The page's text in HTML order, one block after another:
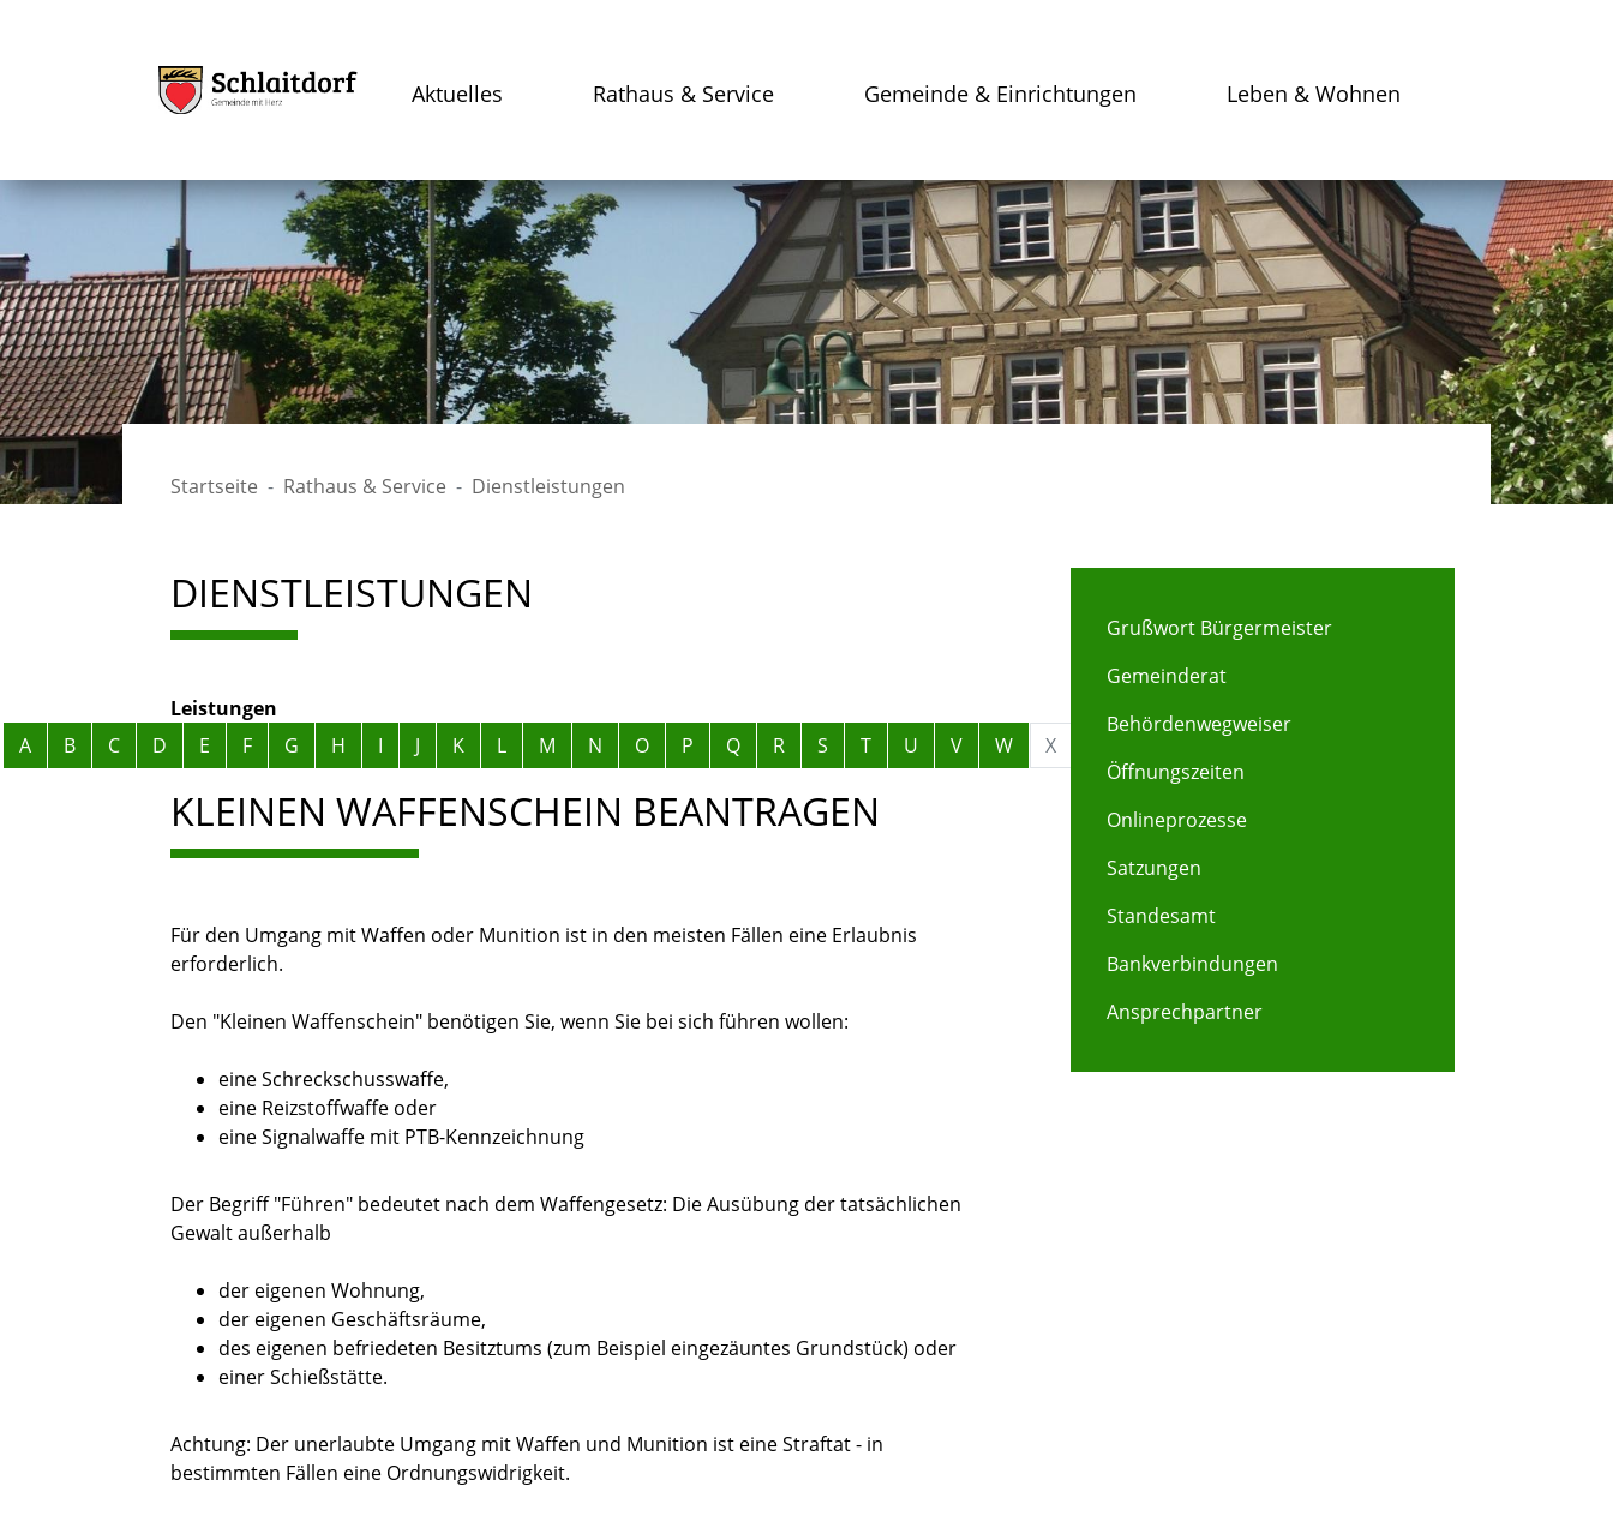
Aktuelles Rathaus & Service Gemeinde & Einrichtungen Leben & Wohnen
Startseite Rathaus & Service Dienstleistungen
DIENSTLEISTUNGEN
Leistungen
Alphabetisches Register überspringen
A B C D E F G H I J K L M N O P Q R S T U V W X
KLEINEN WAFFENSCHEIN BEANTRAGEN
Für den Umgang mit Waffen oder Munition ist in den meisten Fällen eine Erlaubnis
erforderlich.
Den "Kleinen Waffenschein" benötigen Sie, wenn Sie bei sich führen wollen:
eine Schreckschusswaffe,
eine Reizstoffwaffe oder
eine Signalwaffe mit PTB-Kennzeichnung
Der Begriff "Führen" bedeutet nach dem Waffengesetz: Die Ausübung der tatsächlichen
Gewalt außerhalb
der eigenen Wohnung,
der eigenen Geschäftsräume,
des eigenen befriedeten Besitztums (zum Beispiel eingezäuntes Grundstück) oder
einer Schießstätte.
Achtung: Der unerlaubte Umgang mit Waffen und Munition ist eine Straftat - in
bestimmten Fällen eine Ordnungswidrigkeit.
Grußwort Bürgermeister
Gemeinderat
Behördenwegweiser
Öffnungszeiten
Onlineprozesse
Satzungen
Standesamt
Bankverbindungen
Ansprechpartner